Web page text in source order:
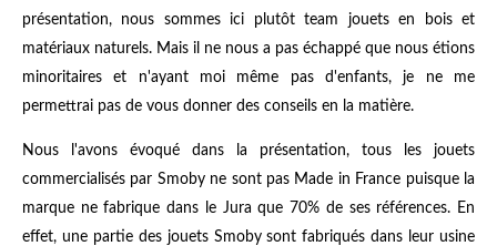
présentation, nous sommes ici plutôt team jouets en bois et
matériaux naturels. Mais il ne nous a pas échappé que nous étions
minoritaires et n'ayant moi même pas d'enfants, je ne me
permettrai pas de vous donner des conseils en la matière.
Nous l'avons évoqué dans la présentation, tous les jouets
commercialisés par Smoby ne sont pas Made in France puisque la
marque ne fabrique dans le Jura que 70% de ses références. En
effet, une partie des jouets Smoby sont fabriqués dans leur usine